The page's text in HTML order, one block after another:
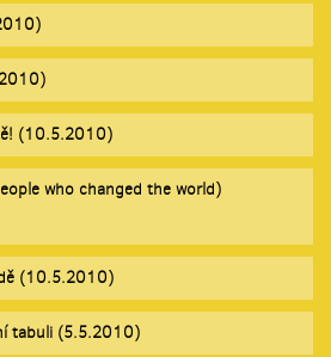
(10.5.2010)
who changed the world)
(10.5.2010)
tabuli (5.5.2010)